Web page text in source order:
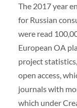
The 2017 year
for Russian
were read
European OA
project
open access,
journals with
which under